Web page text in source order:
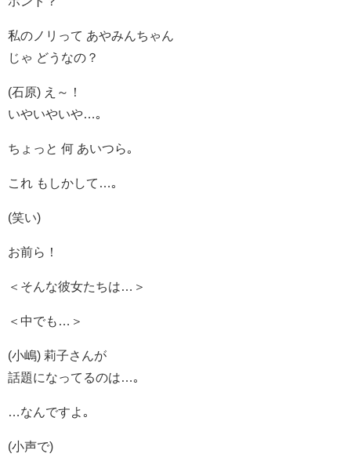
私のノリって あやみんちゃん
じゃ どうなの？
(石原) え～！
いやいやいや…｡
ちょっと 何 あいつら｡
これ もしかして…｡
(笑い)
お前ら！
＜そんな彼女たちは…＞
＜中でも…＞
(小嶋) 莉子さんが
話題になってるのは…｡
…なんですよ｡
(小声で)